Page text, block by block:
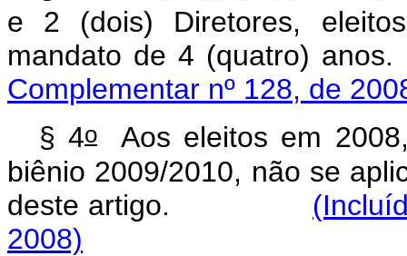
e 2 (dois) Diretores,
mandato de 4 (quatro) anos.
Complementar nº 128, de
§ 4oAos eleitos em
biênio 2009/2010, não se
deste artigo.
2008)